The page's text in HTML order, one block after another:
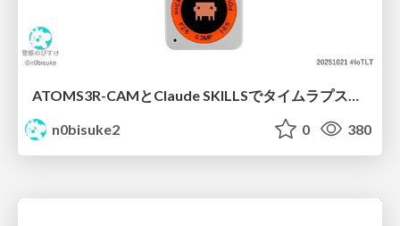
n0bisuke2
0 380